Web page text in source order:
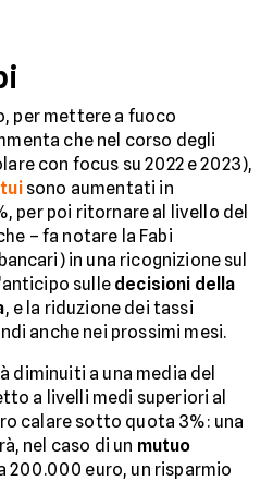
per mettere a fuoco
che nel corso degli
con focus su 2022 e 2023),
sono aumentati in
per poi ritornare al livello del
– fa notare la Fabi
in una ricognizione sul
sulle decisioni della
, e la riduzione dei tassi
anche nei prossimi mesi.
diminuiti a una media del
a livelli medi superiori al
calare sotto quota 3%: una
nel caso di un mutuo
200.000 euro, un risparmio